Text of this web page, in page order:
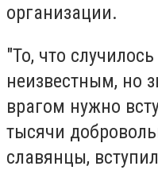
организации.
"То, что
неизвестным, но
врагом нужно
тысячи
славянцы,